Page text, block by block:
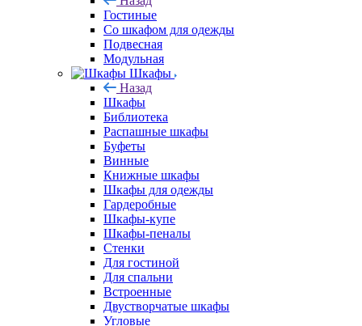
Гостиные
Со шкафом для одежды
Подвесная
Модульная
Шкафы
Назад
Шкафы
Библиотека
Распашные шкафы
Буфеты
Винные
Книжные шкафы
Шкафы для одежды
Гардеробные
Шкафы-купе
Шкафы-пеналы
Стенки
Для гостиной
Для спальни
Встроенные
Двустворчатые шкафы
Угловые